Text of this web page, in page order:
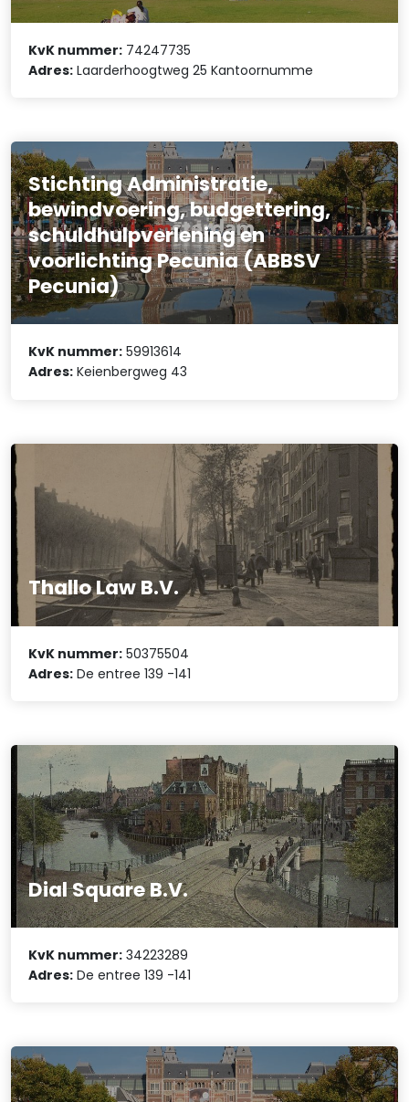
KvK nummer: 74247735
Adres: Laarderhoogtweg 25 Kantoornumme
Stichting Administratie,
bewindvoering, budgettering,
schuldhulpverlening en
voorlichting Pecunia (ABBSV
Pecunia)
KvK nummer: 59913614
Adres: Keienbergweg 43
Thallo Law B.V.
KvK nummer: 50375504
Adres: De entree 139 -141
Dial Square B.V.
KvK nummer: 34223289
Adres: De entree 139 -141